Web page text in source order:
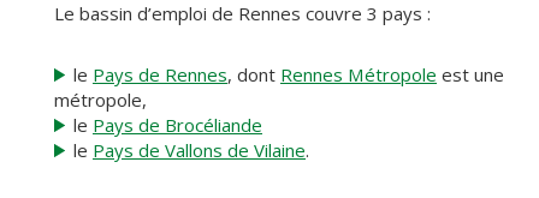
Le bassin d’emploi de Rennes couvre 3 pays :
le Pays de Rennes, dont Rennes Métropole est une
métropole,
le Pays de Brocéliande
le Pays de Vallons de Vilaine.